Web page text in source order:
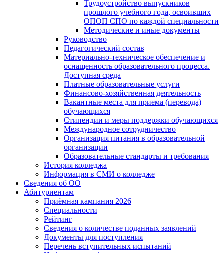
Трудоустройство выпускников
прошлого учебного года, освоивших
ОПОП СПО по каждой специальности
Методические и иные документы
Руководство
Педагогический состав
Материально-техническое обеспечение и
оснащенность образовательного процесса.
Доступная среда
Платные образовательные услуги
Финансово-хозяйственная деятельность
Вакантные места для приема (перевода)
обучающихся
Стипендии и меры поддержки обучающихся
Международное сотрудничество
Организация питания в образовательной
организации
Образовательные стандарты и требования
История колледжа
Информация в СМИ о колледже
Сведения об ОО
Абитуриентам
Приёмная кампания 2026
Специальности
Рейтинг
Сведения о количестве поданных заявлений
Документы для поступления
Перечень вступительных испытаний